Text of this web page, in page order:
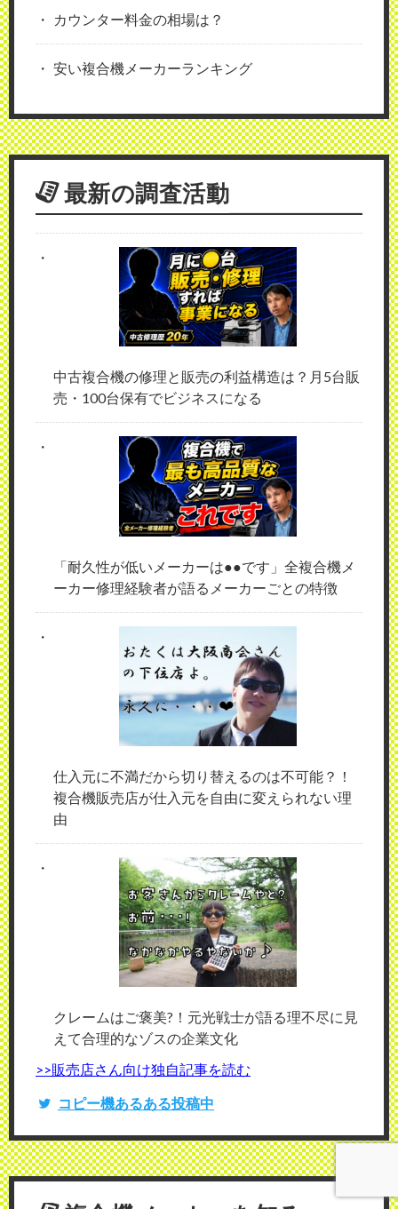
カウンター料金の相場は？
安い複合機メーカーランキング
最新の調査活動
中古複合機の修理と販売の利益構造は？月5台販
売・100台保有でビジネスになる
「耐久性が低いメーカーは●●です」全複合機メ
ーカー修理経験者が語るメーカーごとの特徴
仕入元に不満だから切り替えるのは不可能？！
複合機販売店が仕入元を自由に変えられない理
由
クレームはご褒美?！元光戦士が語る理不尽に見
えて合理的なゾスの企業文化
>>販売店さん向け独自記事を読む
コピー機あるある投稿中